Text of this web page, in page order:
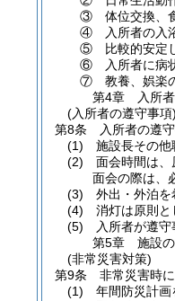
③
体位交換、
④
入所者の入
⑤
比較的安定
⑥
入所者に病
⑦
教養、娯楽
第4章
入所
(入所者の遵守事項)
第8条
入所者の遵
(1)
施設長その他
(2)
面会時間は、
面会の際は、
(3)
外出・外泊を
(4)
消灯は原則と
(5)
入所者が遵
第5章
施設
(非常災害対策)
第9条
非常災害時
(1)
年間防災計画